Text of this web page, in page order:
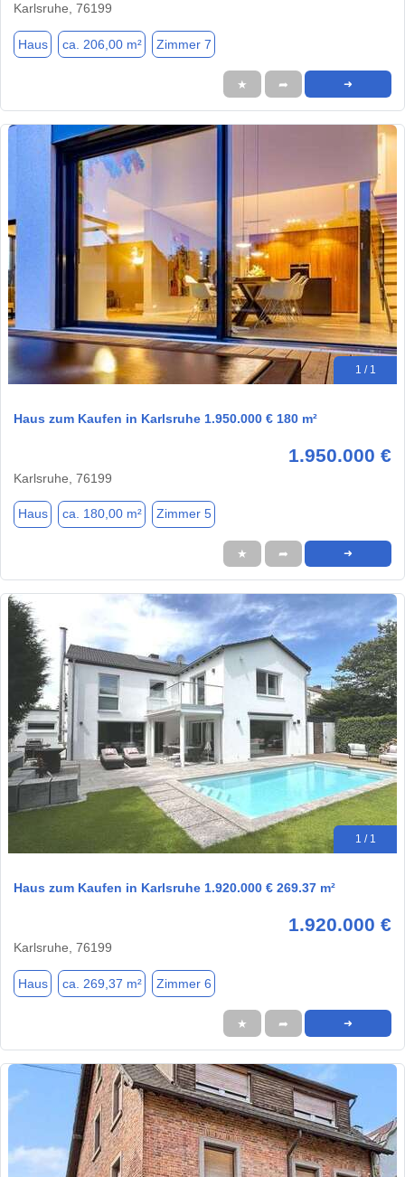
Karlsruhe, 76199
Haus ca. 206,00 m² Zimmer 7
★ ➦ ➜
1 / 1
Haus zum Kaufen in Karlsruhe 1.950.000 € 180 m²
1.950.000 €
Karlsruhe, 76199
Haus ca. 180,00 m² Zimmer 5
★ ➦ ➜
1 / 1
Haus zum Kaufen in Karlsruhe 1.920.000 € 269.37 m²
1.920.000 €
Karlsruhe, 76199
Haus ca. 269,37 m² Zimmer 6
★ ➦ ➜